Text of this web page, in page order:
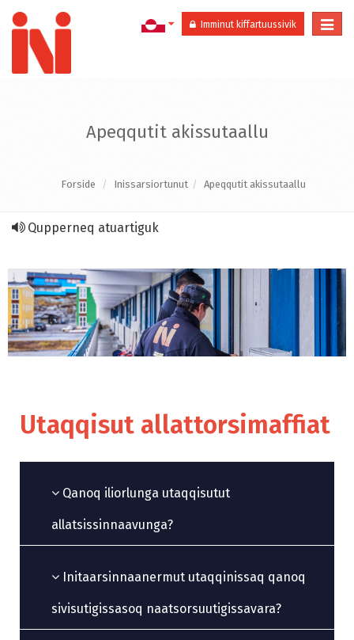
Imminut kiffartuussivik
Apeqqutit akissutaallu
Forside Inissarsiortunut Apeqqutit akissutaallu
Qupperneq atuartiguk
Utaqqisut allattorsimaffiat
Qanoq iliorlunga utaqqisutut
allatsissinnaavunga?
Initaarsinnaanermut utaqqinissaq qanoq
sivisutigissasoq naatsorsuutigissavara?